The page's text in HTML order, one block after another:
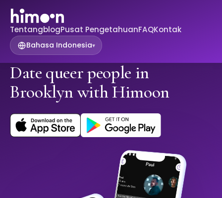
TentangblogPusat PengetahuanFAQKontak
Bahasa Indonesia▾
Date queer people in
Brooklyn with Himoon